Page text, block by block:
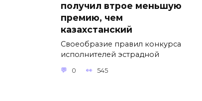
получил втрое меньшую
премию, чем
казахстанский
Своеобразие правил конкурса
исполнителей эстрадной
0 545